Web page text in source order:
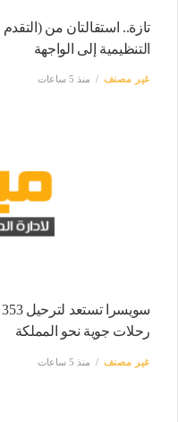
تازة.. استقالتان من
التنظيمية إلى الواجهة
غير مصنف منذ 5 ساعات
رحلات جوية نحو المملكة
غير مصنف منذ 5 ساعات